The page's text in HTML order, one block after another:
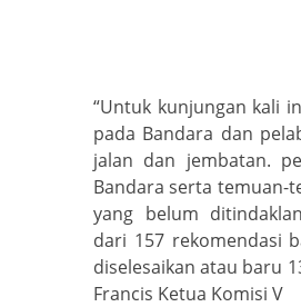
“Untuk kunjungan kali
pada Bandara dan
jalan dan jembatan.
Bandara serta temuan-
yang belum
dari 157 rekomendasi
diselesaikan atau baru
Francis Ketua Komisi V